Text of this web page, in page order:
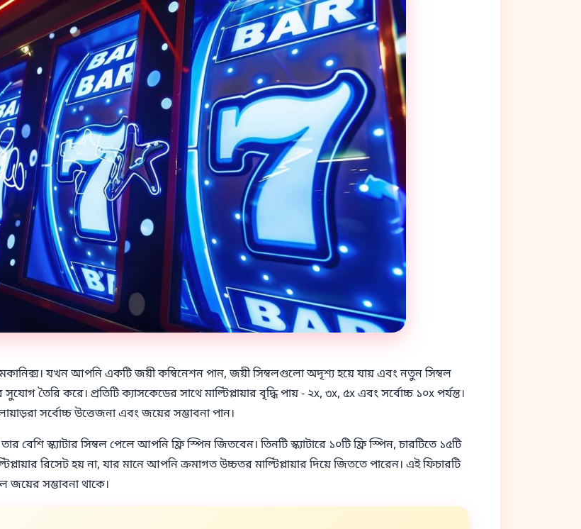
যখন আপনি একটি জয়ী কম্বিনেশন পান, জয়ী সিম্বলগুলো অদৃশ্য হয়ে যায় এবং নতুন সিম্বল
করে। প্রতিটি ক্যাসকেডের সাথে মাল্টিপ্লায়ার বৃদ্ধি পায় - ২x, ৩x, ৫x এবং সর্বোচ্চ ১০x পর্যন্ত।
সর্বোচ্চ উত্তেজনা এবং জয়ের সম্ভাবনা পান।
বেশি স্ক্যাটার সিম্বল পেলে আপনি ফ্রি স্পিন জিতবেন। তিনটি স্ক্যাটারে ১০টি ফ্রি স্পিন, চারটিতে ১৫টি
রিসেট হয় না, যার মানে আপনি ক্রমাগত উচ্চতর মাল্টিপ্লায়ার দিয়ে জিততে পারেন। এই ফিচারটি
জয়ের সম্ভাবনা থাকে।